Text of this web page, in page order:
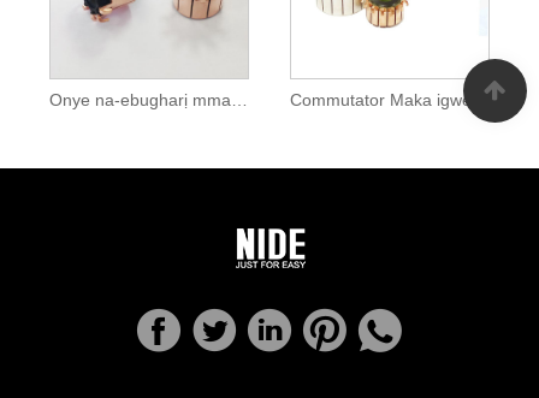
Commutator Maka igwe akwa akwa